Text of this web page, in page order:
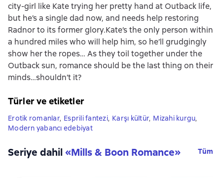
city-girl like Kate trying her pretty hand at Outback life,
but he’s a single dad now, and needs help restoring
Radnor to its former glory.Kate’s the only person within
a hundred miles who will help him, so he’ll grudgingly
show her the ropes… As they toil together under the
Outback sun, romance should be the last thing on their
minds…shouldn’t it?
Türler ve etiketler
Erotik romanlar, Esprili fantezi, Karşı kültür, Mizahi kurgu,
Modern yabancı edebiyat
Seriye dahil«Mills & Boon Romance» Tüm